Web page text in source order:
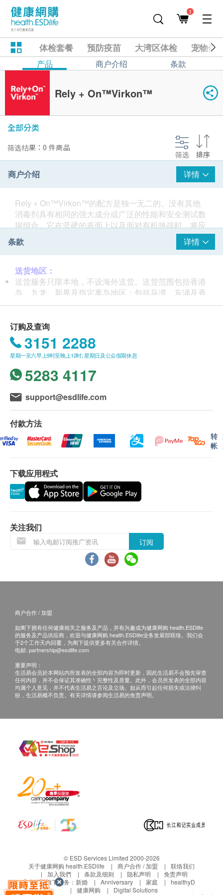
1
体检套餐 预防疫苗 大湾区体检 宠物健
产品 商户介绍 条款
Rely + On™Virkon™
全部分类
筛选结果：0 件商品
筛选 排序
商户介绍 详情
Rely + On™Virkon™的配方是独一无二的。没有其他
消毒剂具有相同的强大成分或广泛的性能和安全测试数
据组合。它在坚硬的表面上以及面对有机挑战时，将应
用灵活性与广谱功效相结合。这些品质使Rely +
On™Virkon™成为用于医疗设施，病理学和生物安全性
遏制实验室，治疗沙龙和住宅的首选消毒剂。
条款 详情
送货地区：
送货服务只限本地，不设海外送货。送货范围包括香港
岛、九龙、新界及指定离岛地区：包括马湾、东涌及香
送货服务不适用于货车未能直达的送货地点。
送货费用：
购买 RelyOnVirkon 产品总额满HK$400，即可享本地
免费送货服务。账单总额未满HK$400需附加HK$80运
费。
我们将于确定订单后 4-7 个工作天内安排发货。
不排除运送时间会因节日而有所影响。当八号烈风讯号
悬挂或黑色暴雨警告生效时，送货服务时间将会延迟。
倘若由于不可抗力的原因(包括但不限于由于天灾、火
灾、水灾、意外、暴乱、战争、政府政策、罢工或任何
不能控制的情况) 而未能准确地提供阁下所需的货品或
health.ESDlife均不会承担任何责任或赔偿。
顺荣投资贸易有限公司会根据阁下提供的地址尽力确保
货品在送货日期前送到该地址，若因阁下的原因而导致
货品超过送货日期60日后仍不成功派送，顺荣投资贸易
如欲取消订单，顾客必须于订单出货前24小时联络健康
网购health.ESDlife客户服务部。
所有订单须视乎相关货品的供应情况再作最后确认。倘
若健康网购health.ESDlife未能提供任何订单上的货
品，健康网购health.ESDlife有权拒绝接受该订单，并
货品质量保证，于顾客收到产品当日起计，使用期应最
当顾客收取已订购之货品时，有责任检查货品是否有损
毁情况，一经确认签收，恕不接受退换。
退换产品必须包装完整，如退换之产品有任何残缺或过
期退回，供应商有权不受理。
如有其他损坏或遗漏查询，顾客必须保留有效收据正
本，并于送货后3个工作天内按下列方式联络健康网购
health.ESDlife客户服务部跟进。
> 此产品由顺荣投资贸易有限公司提供。
> 宣传图片及价值仅供参考，一切以实物为准。
health.ESDlife保留最终决议权。
订购及查询
3151 2288
星期一至六早上9时至晚上12时; 星期日及公众假期休息
5283 4117
support@esdlife.com
付款方法
转
帐
下载应用程式
关注我们
订阅
商户合作 / 加盟
如阁下拥有任何健康相关之服务及产品，并有兴趣成为健康网购 health.ESDlife
的服务及产品供应商，欢迎与健康网购 health.ESDlife业务发展部联络。我们会
于2个工作天内回覆，为阁下提供更多有关合作详情。
电邮: partnership@esdlife.com
重要声明：
生活易会员於本网站内所发表的全部内容为即时更新，因此生活易不会预先审查
任何内容，并不会保证其准确性丶完整性及质量。此外，会员所发表的全部内容
均属个人意见，并不代表生活易之言论及立场。如从而引起任何损失或法律纠
纷，生活易概不负责。有关详情请参阅生活易的免责声明。
© ESD Services Limited 2000-2026
关于健康网购 health.ESDlife
商户合作 / 加盟
联络我们
加入我們
条款及细则 隐私声明
免责声明
生活易旗下业务： 新婚 Anniversary 家庭
healthyD
健康网购
Digital Solutions